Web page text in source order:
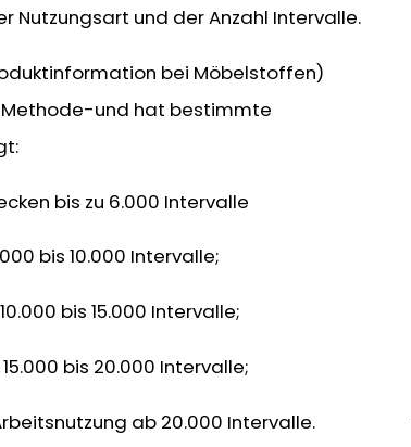
Nutzungsart und der Anzahl Intervalle.
bei Möbelstoffen)
und hat bestimmte
bis zu 6.000 Intervalle
bis 10.000 Intervalle;
bis 15.000 Intervalle;
bis 20.000 Intervalle;
ab 20.000 Intervalle.